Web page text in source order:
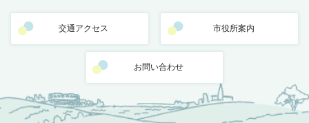
交通アクセス 市役所案内
お問い合わせ